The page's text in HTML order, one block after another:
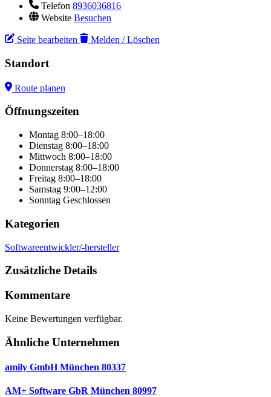
Telefon 8936036816
Website Besuchen
Seite bearbeiten Melden / Löschen
Standort
Route planen
VData Software-Entwicklung GmbH
+
Öffnungszeiten
Montag 8:00–18:00
Dienstag 8:00–18:00
Mittwoch 8:00–18:00
Donnerstag 8:00–18:00
Freitag 8:00–18:00
Samstag 9:00–12:00
Sonntag Geschlossen
Kategorien
Softwareentwickler/-hersteller
Zusätzliche Details
Kommentare
Keine Bewertungen verfügbar.
Ähnliche Unternehmen
amily GmbH München 80337
AM+ Software GbR München 80997